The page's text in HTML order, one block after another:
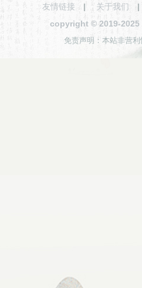
友情链接 | 关于我们
copyright © 2019-2025
免责声明：本站非营